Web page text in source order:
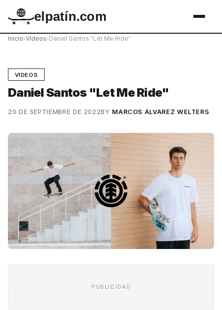
elpatín.com
Inicio›Vídeos›Daniel Santos "Let Me Ride"
VÍDEOS
Daniel Santos "Let Me Ride"
20 DE SEPTIEMBRE DE 2022BY MARCOS ÁLVAREZ WELTERS
PUBLICIDAD